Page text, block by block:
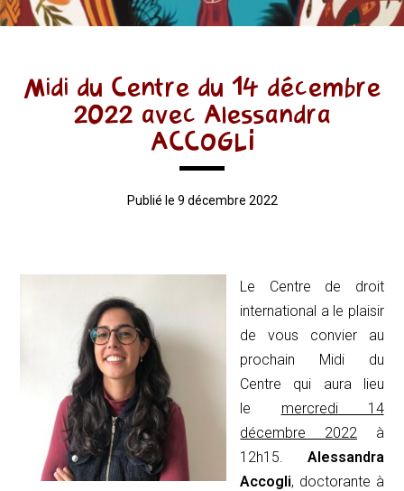
Midi du Centre du 14 décembre
2022 avec Alessandra
ACCOGLI
Publié le 9 décembre 2022
Le Centre de droit
international a le plaisir
de vous convier au
prochain Midi du
Centre qui aura lieu
le mercredi 14
décembre 2022 à
12h15. Alessandra
Accogli, doctorante à